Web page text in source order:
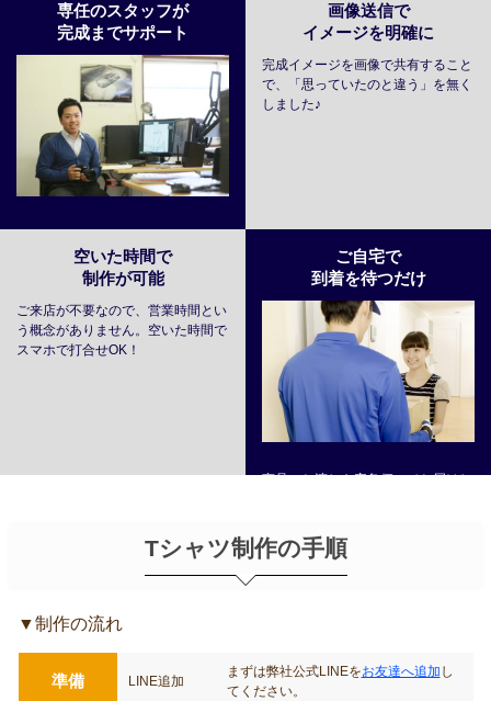
専任のスタッフが
完成までサポート
画像送信で
イメージを明確に
完成イメージを画像で共有すること
で、「思っていたのと違う」を無く
しました♪
空いた時間で
制作が可能
ご来店が不要なので、営業時間とい
う概念がありません。空いた時間で
スマホで打合せOK！
ご自宅で
到着を待つだけ
商品のお渡しも宅急便にてお届けし
Tシャツ制作の手順
▼制作の流れ
準備 LINE追加
まずは弊社公式LINEをお友達へ追加 し
てください。